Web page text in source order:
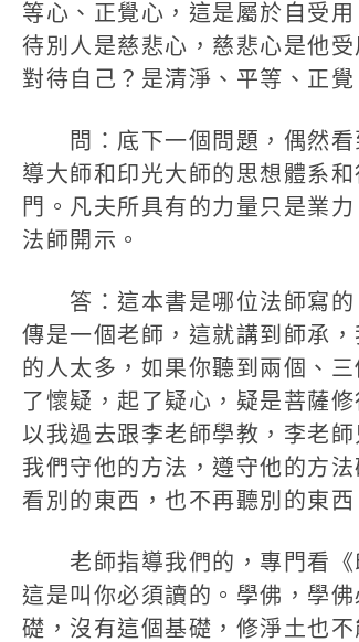
等心、正覺心，這是屬於自受
待別人是慈悲心，慈悲心是他
對待自己？是清淨、平等、正
問：底下一個問題，偶然看
導大師和印光大師的思想體系
門。凡夫所具有的力量只是業
法師開示。
答：這本書是哪位法師寫的
傳是一個老師，這就講到師承
的人太多，如果你聽到兩個、
了懷疑，起了疑心，疑是菩薩
以我過去跟李老師學教，李老
我們守他的方法，遵守他的方
看別的東西，也不再聽別的東
老師指導我們的，專門看《
這是叫你必須讀的。學佛，學
礎，沒有這個基礎，修淨土也